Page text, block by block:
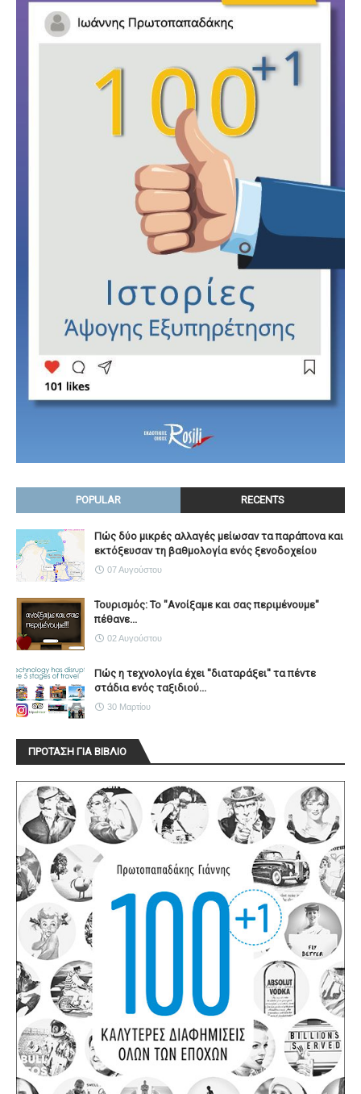
POPULAR RECENTS
Πώς δύο μικρές αλλαγές μείωσαν τα παράπονα και
εκτόξευσαν τη βαθμολογία ενός ξενοδοχείου
07 Αυγούστου
Τουρισμός: Το "Ανοίξαμε και σας περιμένουμε"
πέθανε...
02 Αυγούστου
Πώς η τεχνολογία έχει ''διαταράξει'' τα πέντε
στάδια ενός ταξιδιού...
30 Μαρτίου
ΠΡΟΤΑΣΗ ΓΙΑ ΒΙΒΛΙΟ